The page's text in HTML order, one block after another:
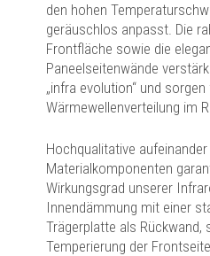
den hohen
geräuschlos anpasst. Die
Frontfläche sowie die
Paneelseitenwände
„infra evolution“ und
Wärmewellenverteilung im
Hochqualitative
Materialkomponenten
Wirkungsgrad unserer
Innendämmung mit einer
Trägerplatte als Rückwand,
Temperierung der